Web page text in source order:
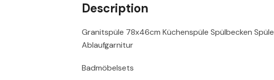
Description
Granitspüle 78x46cm Küchenspüle Spülbecken
Ablaufgarnitur
Badmöbelsets